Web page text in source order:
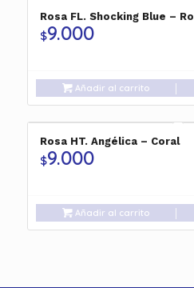
Rosa FL. Shocking Blue –
$9.000
Añadir al carrito
Rosa HT. Angélica – Coral
$9.000
Añadir al carrito